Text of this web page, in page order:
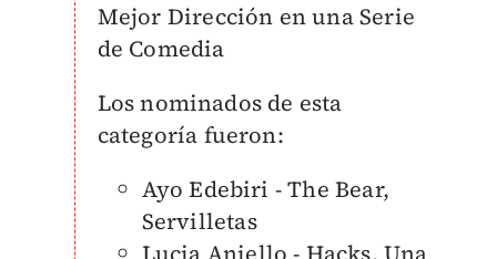
Mejor Dirección en una Serie
de Comedia
Los nominados de esta
categoría fueron:
Ayo Edebiri - The Bear,
Servilletas